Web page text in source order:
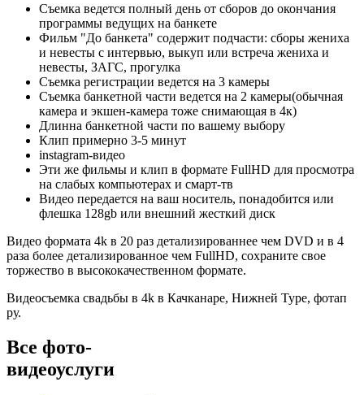
Съемка ведется полный день от сборов до окончания
программы ведущих на банкете
Фильм "До банкета" содержит подчасти: сборы жениха
и невесты с интервью, выкуп или встреча жениха и
невесты, ЗАГС, прогулка
Съемка регистрации ведется на 3 камеры
Съемка банкетной части ведется на 2 камеры(обычная
камера и экшен-камера тоже снимающая в 4к)
Длинна банкетной части по вашему выбору
Клип примерно 3-5 минут
instagram-видео
Эти же фильмы и клип в формате FullHD для просмотра
на слабых компьютерах и смарт-тв
Видео передается на ваш носитель, понадобится или
флешка 128gb или внешний жесткий диск
Видео формата 4k в 20 раз детализированнее чем DVD и в 4
раза более детализированное чем FullHD, сохраните свое
торжество в высококачественном формате.
Видеосъемка свадьбы в 4k в Качканаре, Нижней Туре, фотап
ру.
Все фото-
видеоуслуги